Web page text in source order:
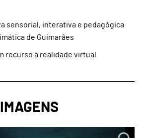
sensorial, interativa e pedagógica
de Guimarães
recurso à realidade virtual